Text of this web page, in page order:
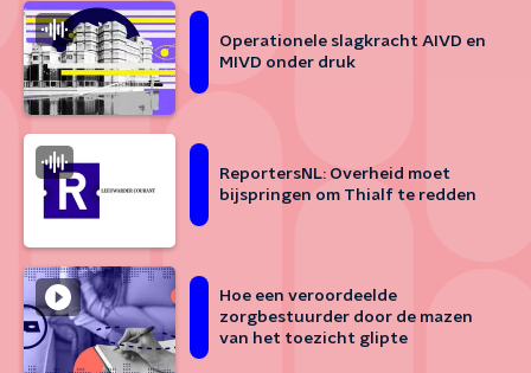
Operationele slagkracht AIVD en
MIVD onder druk
ReportersNL: Overheid moet
bijspringen om Thialf te redden
Hoe een veroordeelde
zorgbestuurder door de mazen
van het toezicht glipte